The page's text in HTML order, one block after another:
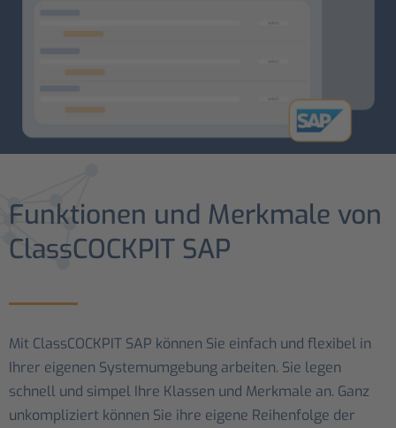
Funktionen und Merkmale von
ClassCOCKPIT SAP
Mit ClassCOCKPIT SAP können Sie einfach und flexibel in
Ihrer eigenen Systemumgebung arbeiten. Sie legen
schnell und simpel Ihre Klassen und Merkmale an. Ganz
unkompliziert können Sie ihre eigene Reihenfolge der